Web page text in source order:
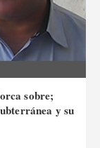
sobre;
y su